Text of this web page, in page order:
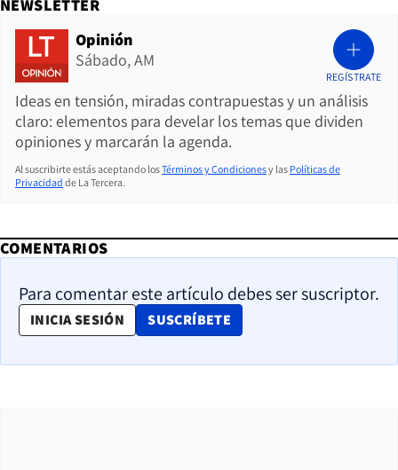
NEWSLETTER
Opinión
Sábado, AM
Ideas en tensión, miradas contrapuestas y un análisis
claro: elementos para develar los temas que dividen
opiniones y marcarán la agenda.
REGÍSTRATE
Al suscribirte estás aceptando losTérminos y Condicionesy las Políticas de
Privacidad de La Tercera.
COMENTARIOS
Para comentar este artículo debes ser suscriptor.
INICIA SESIÓN SUSCRÍBETE
OPENS IN NEW WINDOW